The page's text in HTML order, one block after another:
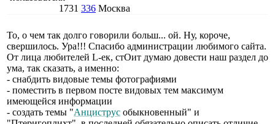
1731 336 Москва
То, о чем так долго говорили больш... ой. Ну, короче,
свершилось. Ура!!! Спасибо администрации любимого сайта.
От лица любителей L-ек, стОит думаю довести наш раздел до
ума, так сказать, а именно:
- снабдить видовые темы фотографиями
- поместить в первом посте видовых тем максимум
имеющейся информации
- создать темы "Анциструс обыкновенный" и